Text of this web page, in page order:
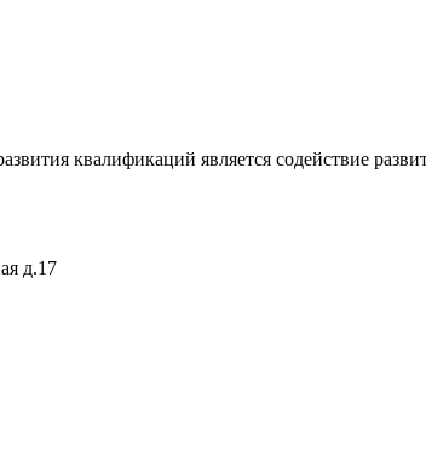
квалификаций является содействие
д.17